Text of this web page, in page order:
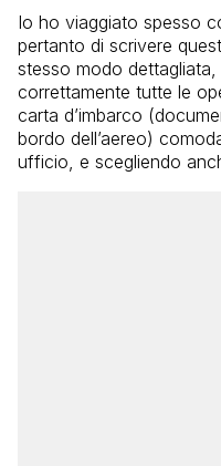
Io ho viaggiato spesso
pertanto di scrivere
stesso modo
correttamente tutte le
carta d’imbarco
bordo dell’aereo)
ufficio, e scegliendo